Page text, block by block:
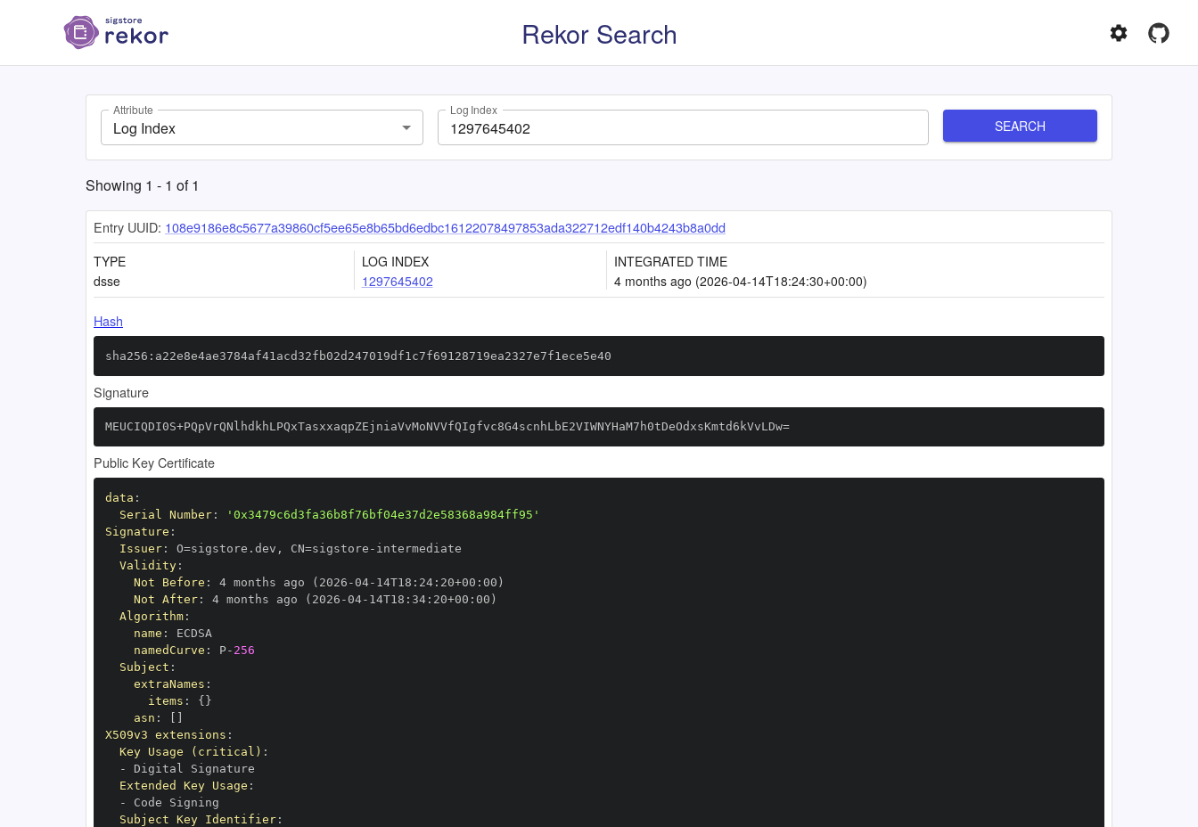
Rekor Search
Attribute
Log Index
Log Index
SEARCH
Showing 1 - 1 of1
Entry UUID: 108e9186e8c5677a39860cf5ee65e8b65bd6edbc16122078497853ada322712edf140b4243b8a0dd
TYPE
dsse
LOG INDEX
1297645402
INTEGRATED TIME
4 months ago (2026-04-14T18:24:30+00:00)
Hash
sha256:a22e8e4ae3784af41acd32fb02d247019df1c7f69128719ea2327e7f1ece5e40
Signature
MEUCIQDI0S+PQpVrQNlhdkhLPQxTasxxaqpZEjniaVvMoNVVfQIgfvc8G4scnhLbE2VIWNYHaM7h0tDeOdxsKmtd6kVvLDw=
Public Key Certificate
data :
Serial Number:
'0x3479c6d3fa36b8f76bf04e37d2e58368a984ff95'
Signature :
Issuer: O=sigstore.dev , CN=sigstore -
Validity:
Not Before : 4 months ago (2026 -04- 14T18 : 24: 20+00 :
Not After: 4 months ago (2026 -04- 14T18 : 34: 20+00 :
Algorithm:
name :
namedCurve : P- 256
Subject :
extraNames :
items : { }
asn :
X509v3 extensions :
Key Usage (critical) :
-
Extended Key Usage :
-
Subject Key Identifier: